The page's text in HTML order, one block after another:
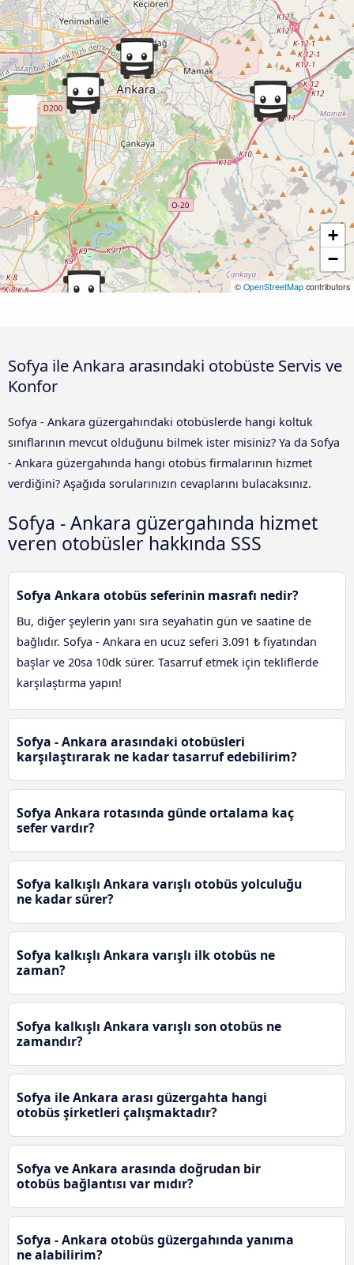
+
−
© OpenStreetMap contributors
Sofya ile Ankara arasındaki otobüste Servis ve
Konfor
Sofya - Ankara güzergahındaki otobüslerde hangi koltuk
sınıflarının mevcut olduğunu bilmek ister misiniz? Ya da Sofya
- Ankara güzergahında hangi otobüs firmalarının hizmet
verdiğini? Aşağıda sorularınızın cevaplarını bulacaksınız.
Sofya - Ankara güzergahında hizmet
veren otobüsler hakkında SSS
Sofya Ankara otobüs seferinin masrafı nedir?
Bu, diğer şeylerin yanı sıra seyahatin gün ve saatine de
bağlıdır. Sofya - Ankara en ucuz seferi 3.091 ₺ fiyatından
başlar ve 20sa 10dk sürer. Tasarruf etmek için tekliflerde
karşılaştırma yapın!
Sofya - Ankara arasındaki otobüsleri
karşılaştırarak ne kadar tasarruf edebilirim?
Sofya Ankara rotasında günde ortalama kaç
sefer vardır?
Sofya kalkışlı Ankara varışlı otobüs yolculuğu
ne kadar sürer?
Sofya kalkışlı Ankara varışlı ilk otobüs ne
zaman?
Sofya kalkışlı Ankara varışlı son otobüs ne
zamandır?
Sofya ile Ankara arası güzergahta hangi
otobüs şirketleri çalışmaktadır?
Sofya ve Ankara arasında doğrudan bir
otobüs bağlantısı var mıdır?
Sofya - Ankara otobüs güzergahında yanıma
ne alabilirim?